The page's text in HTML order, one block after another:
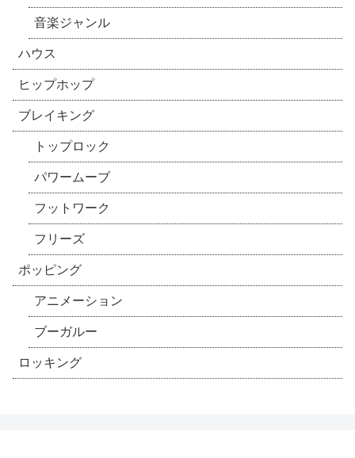
音楽ジャンル
ハウス
ヒップホップ
ブレイキング
トップロック
パワームーブ
フットワーク
フリーズ
ポッピング
アニメーション
ブーガルー
ロッキング